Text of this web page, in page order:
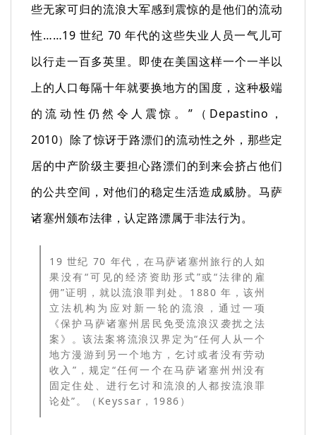
些无家可归的流浪大军感到震惊的是他们的流动
性……19 世纪 70 年代的这些失业人员一气儿可
以行走一百多英里。即使在美国这样一个一半以
上的人口每隔十年就要换地方的国度，这种极端
的流动性仍然令人震惊。”（Depastino，
2010）除了惊讶于路漂们的流动性之外，那些定
居的中产阶级主要担心路漂们的到来会挤占他们
的公共空间，对他们的稳定生活造成威胁。马萨
诸塞州颁布法律，认定路漂属于非法行为。
19 世纪 70 年代，在马萨诸塞州旅行的人如
果没有“可见的经济资助形式”或“法律的雇
佣”证明，就以流浪罪判处。1880 年，该州
立法机构为应对新一轮的流浪，通过一项
《保护马萨诸塞州居民免受流浪汉袭扰之法
案》。该法案将流浪汉界定为“任何人从一个
地方漫游到另一个地方，乞讨或者没有劳动
收入”，规定“任何一个在马萨诸塞州州没有
固定住处、进行乞讨和流浪的人都按流浪罪
论处”。（Keyssar，1986）